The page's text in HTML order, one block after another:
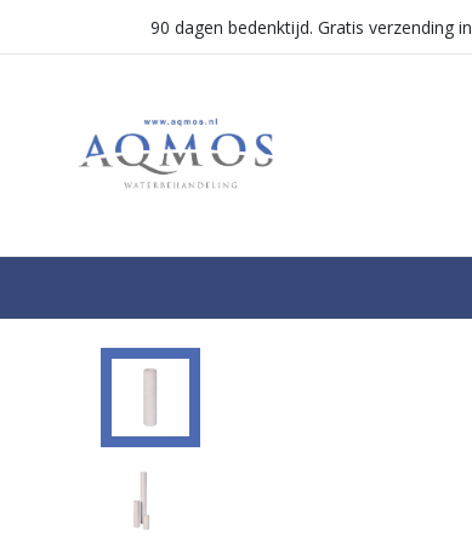
90 dagen bedenktijd. Gratis verzending in